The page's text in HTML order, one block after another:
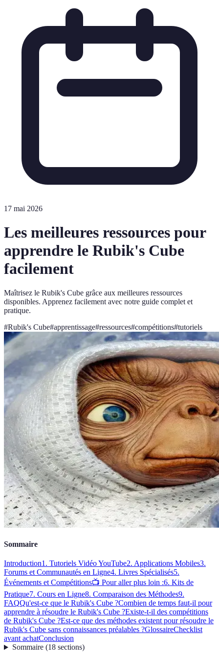
17 mai 2026
Les meilleures ressources pour
apprendre le Rubik's Cube
facilement
Maîtrisez le Rubik's Cube grâce aux meilleures ressources
disponibles. Apprenez facilement avec notre guide complet et
pratique.
#Rubik's Cube#apprentissage#ressources#compétitions#tutoriels
Sommaire
Introduction1. Tutoriels Vidéo YouTube2. Applications Mobiles3.
Forums et Communautés en Ligne4. Livres Spécialisés5.
Événements et Compétitions📺 Pour aller plus loin :6. Kits de
Pratique7. Cours en Ligne8. Comparaison des Méthodes9.
FAQQu'est-ce que le Rubik's Cube ?Combien de temps faut-il pour
apprendre à résoudre le Rubik's Cube ?Existe-t-il des compétitions
de Rubik's Cube ?Est-ce que des méthodes existent pour résoudre le
Rubik's Cube sans connaissances préalables ?GlossaireChecklist
avant achatConclusion
Sommaire(18 sections)